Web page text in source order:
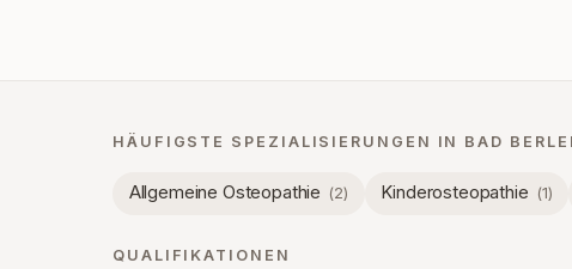
HÄUFIGSTE SPEZIALISIERUNGEN IN BAD
Allgemeine Osteopathie (2) Kinderosteopathie (1)
QUALIFIKATIONEN